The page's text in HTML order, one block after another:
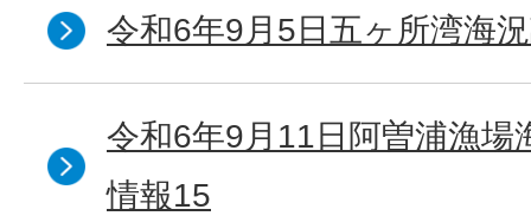
令和6年9月5日五ヶ所湾海
令和6年9月11日阿曽浦漁場
情報15